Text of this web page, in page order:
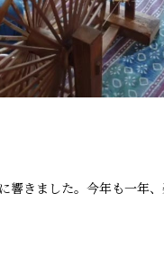
響きました。今年も一年